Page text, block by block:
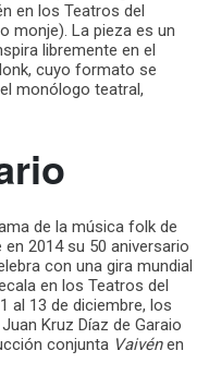
en los Teatros del
monje). La pieza es un
libremente en el
cuyo formato se
monólogo teatral,
de la música folk de
2014 su 50 aniversario
con una gira mundial
en los Teatros del
al 13 de diciembre, los
Kruz Díaz de Garaio
conjunta Vaivénen